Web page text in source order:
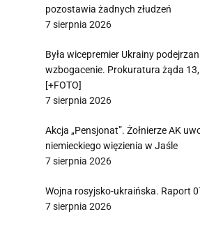
pozostawia żadnych złudzeń
7 sierpnia 2026
Była wicepremier Ukrainy
wzbogacenie. Prokuratura żąda
[+FOTO]
7 sierpnia 2026
Akcja „Pensjonat”. Żołnierze AK
niemieckiego więzienia w Jaśle
7 sierpnia 2026
Wojna rosyjsko-ukraińska. Raport
7 sierpnia 2026